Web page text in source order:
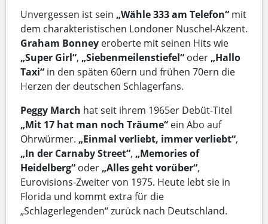
Unvergessen ist sein „Wähle 333 am Telefon“ mit
dem charakteristischen Londoner Nuschel-Akzent.
Graham Bonney eroberte mit seinen Hits wie
„Super Girl“, „Siebenmeilenstiefel“ oder „Hallo
Taxi“ in den späten 60ern und frühen 70ern die
Herzen der deutschen Schlagerfans.
Peggy March hat seit ihrem 1965er Debüt-Titel
„Mit 17 hat man noch Träume“ ein Abo auf
Ohrwürmer. „Einmal verliebt, immer verliebt“,
„In der Carnaby Street“, „Memories of
Heidelberg“ oder „Alles geht vorüber“,
Eurovisions-Zweiter von 1975. Heute lebt sie in
Florida und kommt extra für die
„Schlagerlegenden“ zurück nach Deutschland.